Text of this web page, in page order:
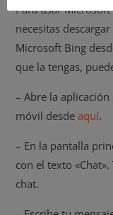
Para usar
necesitas
Microsoft Bing
que la tengas,
– Abre la
móvil desdeaquí.
– En la pantalla
con el texto
chat.